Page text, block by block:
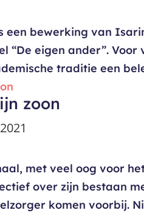
een bewerking van
“De eigen ander”.
traditie een
zoon
met veel oog voor
over zijn bestaan
komen voorbij.